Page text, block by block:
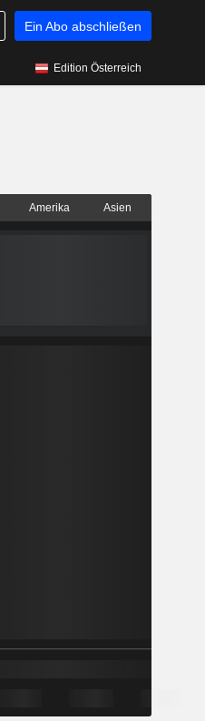
Ein Abo abschließen
Edition Österreich
Amerika Asien